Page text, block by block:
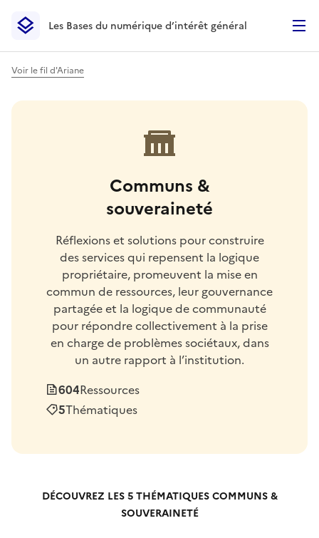
Les Bases du numérique d’intérêt général- Retour à la
Les Bases du numérique d’intérêt général
Voir le fil d'Ariane
Communs &
souveraineté
Réflexions et solutions pour construire
des services qui repensent la logique
propriétaire, promeuvent la mise en
commun de ressources, leur gouvernance
partagée et la logique de communauté
pour répondre collectivement à la prise
en charge de problèmes sociétaux, dans
un autre rapport à l’institution.
604Ressources
5Thématiques
DÉCOUVREZ LES5THÉMATIQUES COMMUNS &
SOUVERAINETÉ